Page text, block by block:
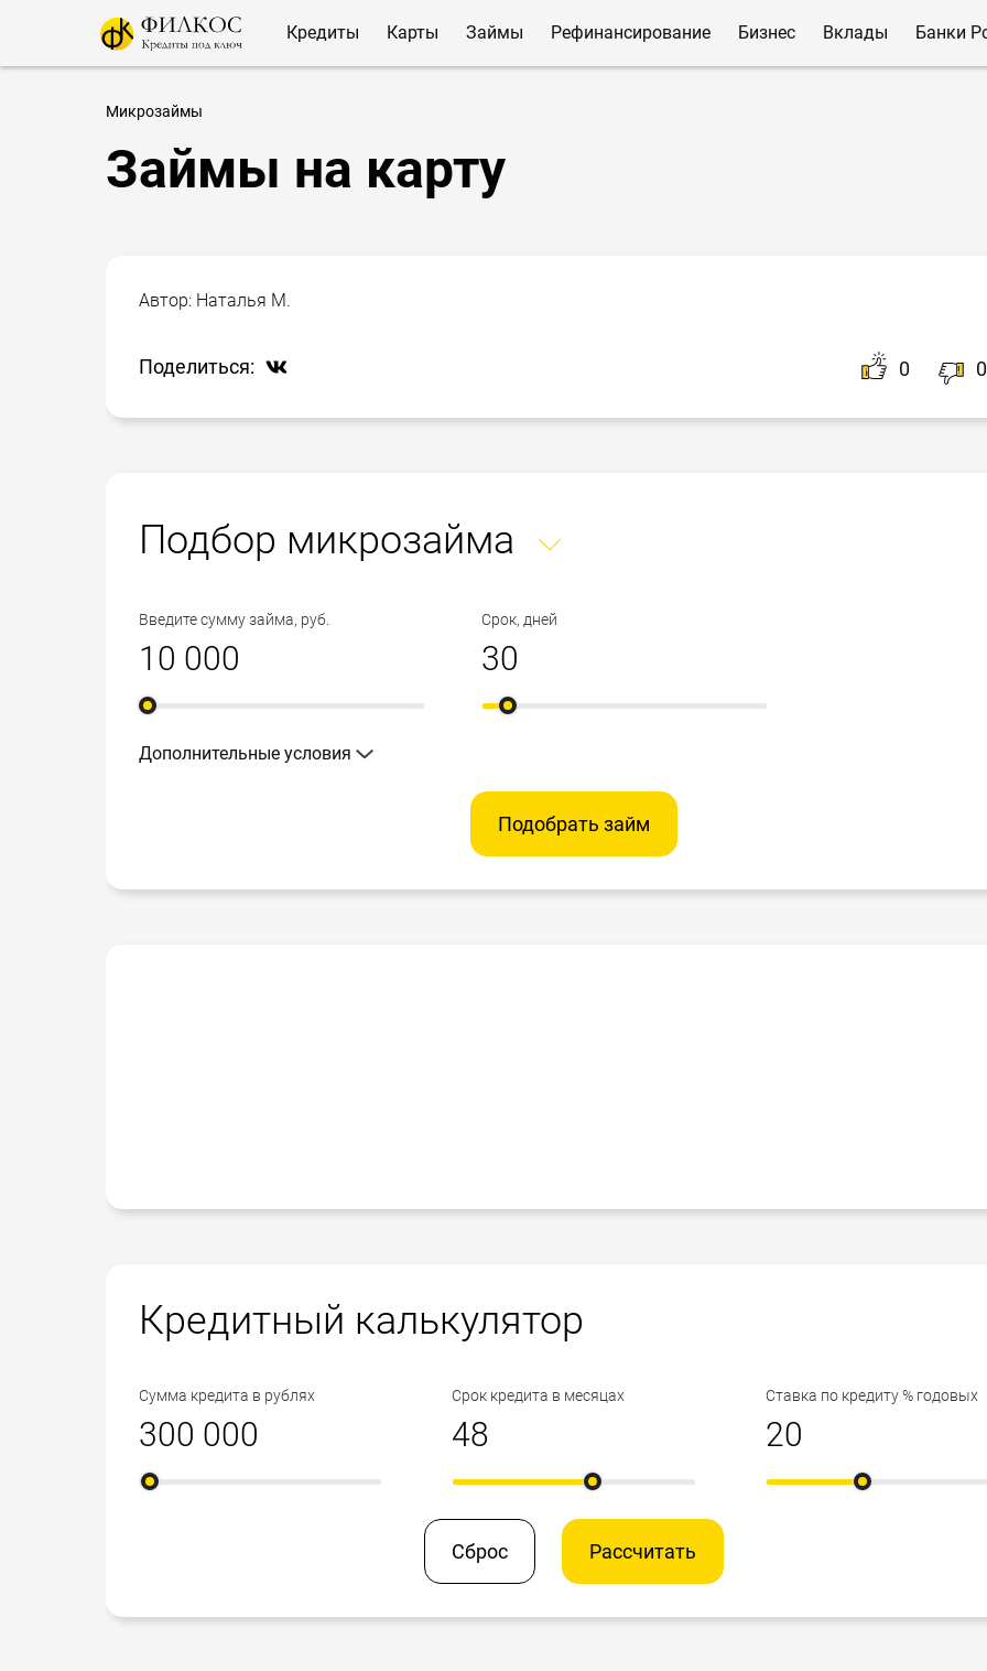
Кредиты Карты Займы Рефинансирование Бизнес Вклады Банки
Микрозаймы
Займы на карту
Автор: Наталья М.
Поделиться: 0 0
Подбор микрозайма
Введите сумму займа, руб. Срок, дней
Дополнительные условия
Подобрать займ
Кредитный калькулятор
Сумма кредита в рублях Срок кредита в месяцах Ставка по кредиту % годовых
Сброс Рассчитать